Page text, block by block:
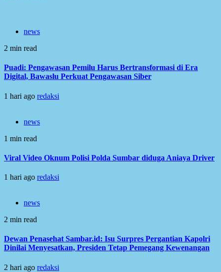
news
2 min read
Puadi: Pengawasan Pemilu Harus Bertransformasi di Era
Digital, Bawaslu Perkuat Pengawasan Siber
1 hari ago redaksi
news
1 min read
Viral Video Oknum Polisi Polda Sumbar diduga Aniaya Driver
1 hari ago redaksi
news
2 min read
Dewan Penasehat Sambar.id: Isu Surpres Pergantian Kapolri
Dinilai Menyesatkan, Presiden Tetap Pemegang Kewenangan
2 hari ago redaksi